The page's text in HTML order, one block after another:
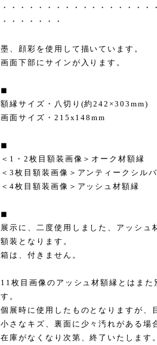
・・・・・・・・・・・・・・・・・
・・・・・・・
墨、顔彩を使用して描いています。
画面下部にサインが入ります。
◼︎
額縁サイズ・八切り(約242×303mm)
画面サイズ・215x148mm
◼︎
＜1・2枚目額装画像＞オーク材額縁
＜3枚目額装画像＞アンティークシル
＜4枚目額装画像＞アッシュ材額縁
◼︎
展示に、二度使用しました、アッシ
額装となります。
箱は、付きません。
11枚目画像のアッシュ材額縁とはま
す。
個展時に使用したものとなりますが、
小さなキズ、裏面に少々汚れがある場
在庫がなくなり次第、終了いたします。